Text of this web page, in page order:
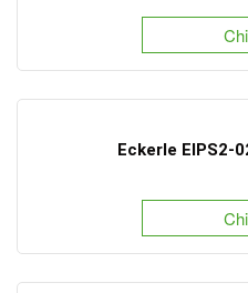
Eckerle EIPS2-